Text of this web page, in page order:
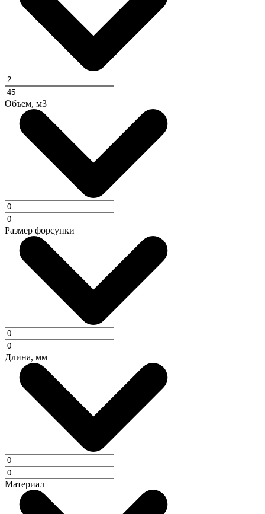
Объем, м3
Размер форсунки
Длина, мм
Материал